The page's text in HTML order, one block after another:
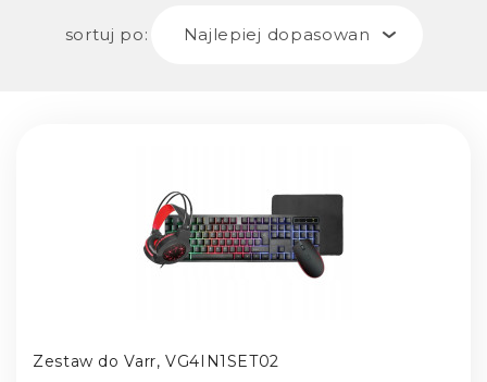
sortuj po: Najlepiej dopasowane
Zestaw do Varr, VG4IN1SET02